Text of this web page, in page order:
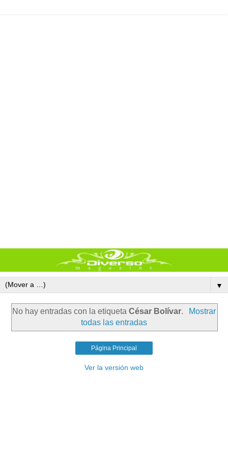
▼
No hay entradas con la etiquetaCésar Bolívar.
Mostrar
todas las entradas
Página Principal
Ver la versión web